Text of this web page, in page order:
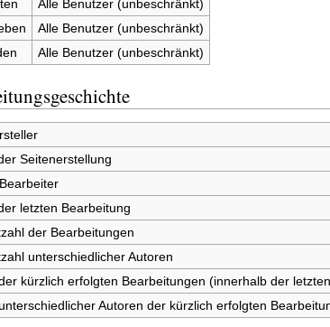
Alle Benutzer (unbeschränkt)
Alle Benutzer (unbeschränkt)
Alle Benutzer (unbeschränkt)
Seitenerstellung
letzten Bearbeitung
der Bearbeitungen
unterschiedlicher Autoren
kürzlich erfolgten Bearbeitungen (innerhalb der
Autoren der kürzlich erfolgten